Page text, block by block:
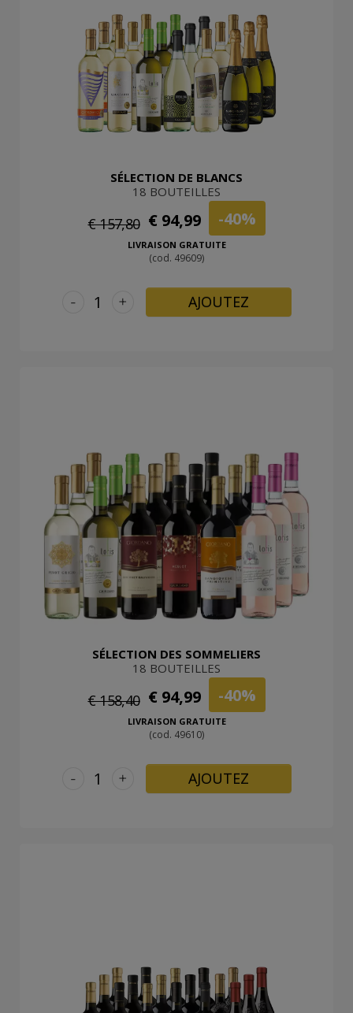
SÉLECTION DE BLANCS
18 BOUTEILLES
€ 157,80 € 94,99 -40%
LIVRAISON GRATUITE
(cod. 49609)
+
- AJOUTEZ
SÉLECTION DES SOMMELIERS
18 BOUTEILLES
€ 158,40 € 94,99 -40%
LIVRAISON GRATUITE
(cod. 49610)
+
- AJOUTEZ